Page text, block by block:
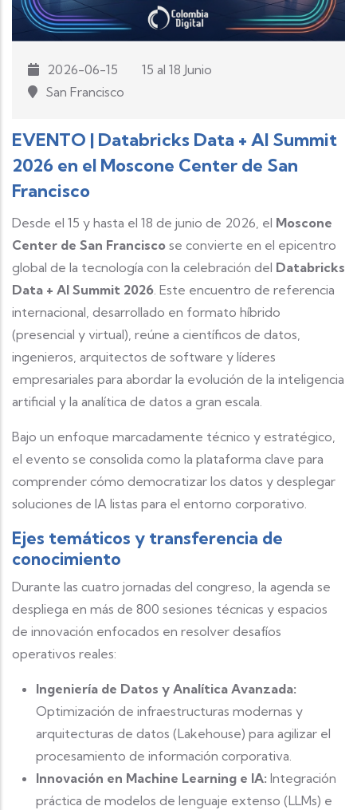
2026-06-15
15 al 18 Junio
San Francisco
EVENTO | Databricks Data + AI Summit
2026 en el Moscone Center de San
Francisco
Desde el 15 y hasta el 18 de junio de 2026, el Moscone
Center de San Francisco se convierte en el epicentro
global de la tecnología con la celebración del Databricks
Data + AI Summit 2026. Este encuentro de referencia
internacional, desarrollado en formato híbrido
(presencial y virtual), reúne a científicos de datos,
ingenieros, arquitectos de software y líderes
empresariales para abordar la evolución de la inteligencia
artificial y la analítica de datos a gran escala.
Bajo un enfoque marcadamente técnico y estratégico,
el evento se consolida como la plataforma clave para
comprender cómo democratizar los datos y desplegar
soluciones de IA listas para el entorno corporativo.
Ejes temáticos y transferencia de
conocimiento
Durante las cuatro jornadas del congreso, la agenda se
despliega en más de 800 sesiones técnicas y espacios
de innovación enfocados en resolver desafíos
operativos reales:
Ingeniería de Datos y Analítica Avanzada:
Optimización de infraestructuras modernas y
arquitecturas de datos (Lakehouse) para agilizar el
procesamiento de información corporativa.
Innovación en Machine Learning e IA: Integración
práctica de modelos de lenguaje extenso (LLMs) e